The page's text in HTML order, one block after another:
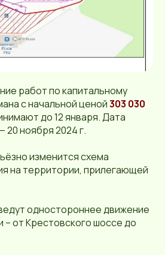
работ по капитальному
с начальной ценой303 030
до 12 января. Дата
20 ноября 2024 г.
изменится схема
на территории, прилегающей
одностороннее движение
– от Крестовского шоссе до